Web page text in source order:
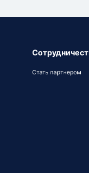
Стать партнером